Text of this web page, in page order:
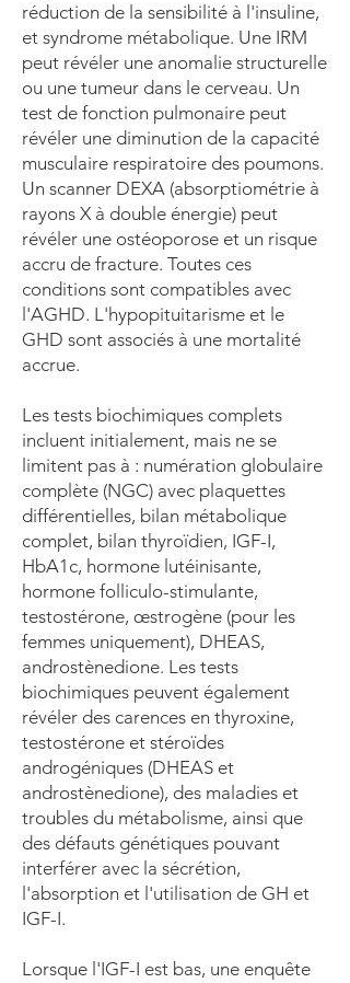
réduction de la sensibilité à l'insuline,
et syndrome métabolique. Une IRM
peut révéler une anomalie structurelle
ou une tumeur dans le cerveau. Un
test de fonction pulmonaire peut
révéler une diminution de la capacité
musculaire respiratoire des poumons.
Un scanner DEXA (absorptiométrie à
rayons X à double énergie) peut
révéler une ostéoporose et un risque
accru de fracture. Toutes ces
conditions sont compatibles avec
l'AGHD. L'hypopituitarisme et le
GHD sont associés à une mortalité
accrue.
Les tests biochimiques complets
incluent initialement, mais ne se
limitent pas à : numération globulaire
complète (NGC) avec plaquettes
différentielles, bilan métabolique
complet, bilan thyroïdien, IGF-I,
HbA1c, hormone lutéinisante,
hormone folliculo-stimulante,
testostérone, œstrogène (pour les
femmes uniquement), DHEAS,
androstènedione. Les tests
biochimiques peuvent également
révéler des carences en thyroxine,
testostérone et stéroïdes
androgéniques (DHEAS et
androstènedione), des maladies et
troubles du métabolisme, ainsi que
des défauts génétiques pouvant
interférer avec la sécrétion,
l'absorption et l'utilisation de GH et
IGF-I.
Lorsque l'IGF-I est bas, une enquête